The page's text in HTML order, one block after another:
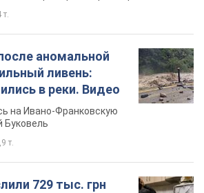
т.
аномальной
ливень:
в реки. Видео
на Ивано-Франковскую
Буковель
т.
729 тыс. грн